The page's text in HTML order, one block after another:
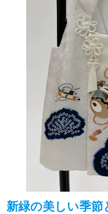
新緑の美しい季